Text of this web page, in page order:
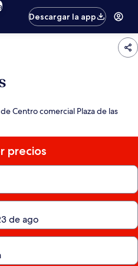
Descargar la app
Centro comercial Plaza de las
precios